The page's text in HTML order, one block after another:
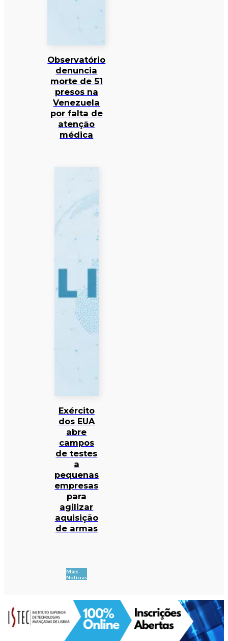
Observatório
denuncia
morte de 51
presos na
Venezuela
por falta de
atenção
médica
Exército
dos EUA
abre
campos
de testes
a
pequenas
empresas
para
agilizar
aquisição
de armas
Mais
Notícias